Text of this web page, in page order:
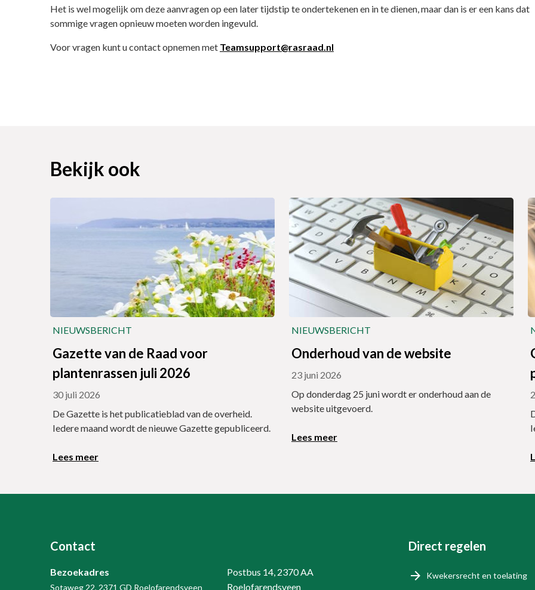
Het is wel mogelijk om deze aanvragen op een later tijdstip te ondertekenen en in te dienen, maar dan is er een kans dat
sommige vragen opnieuw moeten worden ingevuld.
Voor vragen kunt u contact opnemen met Teamsupport@rasraad.nl
Bekijk ook
NIEUWSBERICHT
Gazette van de Raad voor
plantenrassen juli 2026
30 juli 2026
De Gazette is het publicatieblad van de overheid.
Iedere maand wordt de nieuwe Gazette gepubliceerd.
Lees meer
NIEUWSBERICHT
Onderhoud van de website
23 juni 2026
Op donderdag 25 juni wordt er onderhoud aan de
website uitgevoerd.
Lees meer
Contact
Bezoekadres
Sotaweg 22, 2371 GD Roelofarendsveen
Postbus 14, 2370 AA
Roelofarendsveen
Direct regelen
Kwekersrecht en toelating